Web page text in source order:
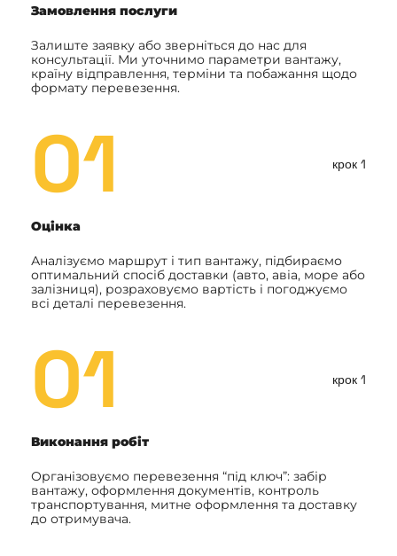
Замовлення послуги
Залиште заявку або зверніться до нас для
консультації. Ми уточнимо параметри вантажу,
країну відправлення, терміни та побажання щодо
формату перевезення.
01 крок 1
Оцінка
Аналізуємо маршрут і тип вантажу, підбираємо
оптимальний спосіб доставки (авто, авіа, море або
залізниця), розраховуємо вартість і погоджуємо
всі деталі перевезення.
01 крок 1
Виконання робіт
Організовуємо перевезення “під ключ”: забір
вантажу, оформлення документів, контроль
транспортування, митне оформлення та доставку
до отримувача.